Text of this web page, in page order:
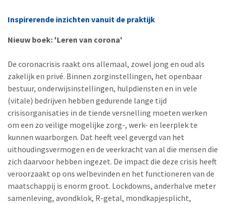
Inspirerende inzichten vanuit de praktijk
Nieuw boek: 'Leren van corona'
De coronacrisis raakt ons allemaal, zowel jong en oud als
zakelijk en privé. Binnen zorginstellingen, het openbaar
bestuur, onderwijsinstellingen, hulpdiensten en in vele
(vitale) bedrijven hebben gedurende lange tijd
crisisorganisaties in de tiende versnelling moeten werken
om een zo veilige mogelijke zorg-, werk- en leerplek te
kunnen waarborgen. Dat heeft veel gevergd van het
uithoudingsvermogen en de veerkracht van al die mensen die
zich daarvoor hebben ingezet. De impact die deze crisis heeft
veroorzaakt op ons welbevinden en het functioneren van de
maatschappij is enorm groot. Lockdowns, anderhalve meter
samenleving, avondklok, R-getal, mondkapjesplicht,